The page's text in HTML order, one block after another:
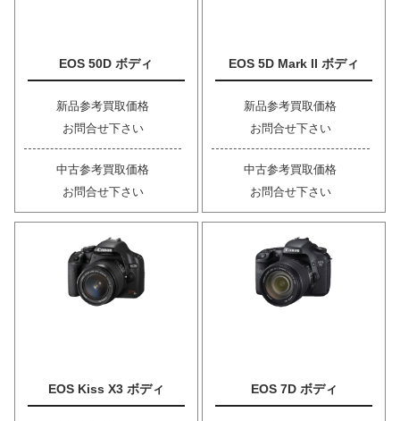
EOS 50D ボディ
新品参考買取価格
お問合せ下さい
中古参考買取価格
お問合せ下さい
EOS 5D Mark II ボディ
新品参考買取価格
お問合せ下さい
中古参考買取価格
お問合せ下さい
EOS Kiss X3 ボディ EOS 7D ボディ